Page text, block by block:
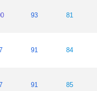
93 81
91 84
91 85